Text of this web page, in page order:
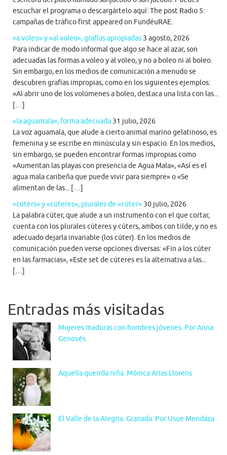
escuchar el programa o descargártelo aquí: The post Radio 5:
campañas de tráfico first appeared on FundéuRAE.
«a voleo» y «al voleo», grafías apropiadas 3 agosto, 2026
Para indicar de modo informal que algo se hace al azar, son
adecuadas las formas a voleo y al voleo, y no a boleo ni al boleo.
Sin embargo, en los medios de comunicación a menudo se
descubren grafías impropias, como en los siguientes ejemplos:
«Al abrir uno de los volúmenes a boleo, destaca una lista con las...
[…]
«la aguamala», forma adecuada 31 julio, 2026
La voz aguamala, que alude a cierto animal marino gelatinoso, es
femenina y se escribe en minúscula y sin espacio. En los medios,
sin embargo, se pueden encontrar formas impropias como
«Aumentan las playas con presencia de Agua Mala», «Así es el
agua mala caribeña que puede vivir para siempre» o «Se
alimentan de las... […]
«cúters» y «cúteres», plurales de «cúter» 30 julio, 2026
La palabra cúter, que alude a un instrumento con el que cortar,
cuenta con los plurales cúteres y cúters, ambos con tilde, y no es
adecuado dejarla invariable (los cúter). En los medios de
comunicación pueden verse opciones diversas: «Fin a los cúter
en las farmacias», «Este set de cúteres es la alternativa a las...
[…]
Entradas más visitadas
Mujeres maduras con hombres jóvenes. Por Anna
Genovés
Aquella querida niña. Mónica Arias Llorens
El Valle de la Alegría. Granada. Por Usue Mendaza